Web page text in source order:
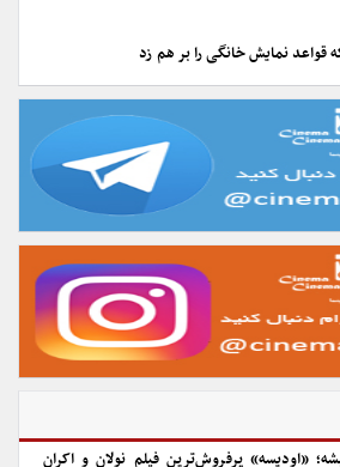
نمایش خانگی را بر هم زد
«اودیسه» پرفروش‌ترین فیلم نولان و اکران